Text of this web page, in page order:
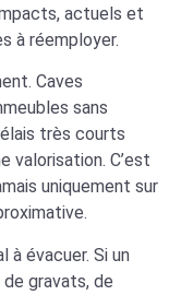
actuels et
à réemployer.
Caves
sans
très courts
valorisation. C’est
uniquement sur
évacuer. Si un
gravats, de